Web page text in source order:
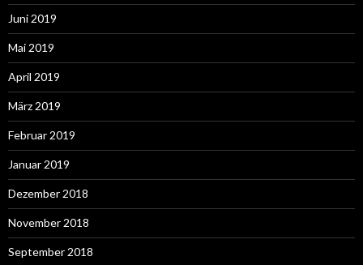
Juni 2019
Mai 2019
April 2019
März 2019
Februar 2019
Januar 2019
Dezember 2018
November 2018
September 2018